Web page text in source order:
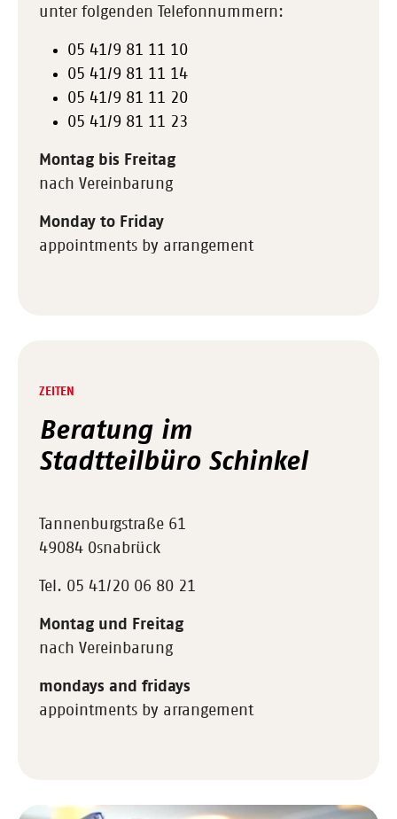
unter folgenden Telefonnummern:
05 41/9 81 11 10
05 41/9 81 11 14
05 41/9 81 11 20
05 41/9 81 11 23
Montag bis Freitag
nach Vereinbarung
Monday to Friday
appointments by arrangement
ZEITEN
Beratung im
Stadtteilbüro Schinkel
Tannenburgstraße 61
49084 Osnabrück
Tel. 05 41/20 06 80 21
Montag und Freitag
nach Vereinbarung
mondays and fridays
appointments by arrangement